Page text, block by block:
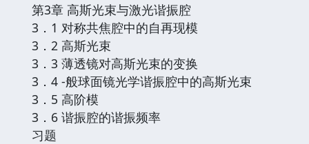
第3章 高斯光束与激光谐振腔
3．1 对称共焦腔中的自再现模
3．2 高斯光束
3．3 薄透镜对高斯光束的变换
3．4 -般球面镜光学谐振腔中的高斯光束
3．5 高阶模
3．6 谐振腔的谐振频率
习题